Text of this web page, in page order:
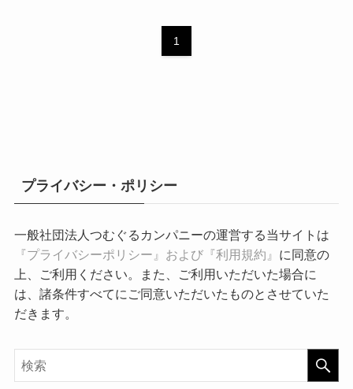
1
プライバシー・ポリシー
一般社団法人つむぐるカンパニーの運営する当サイトは
『プライバシーポリシー』および『利用規約』 に同意の
上、ご利用ください。また、ご利用いただいた場合に
は、諸条件すべてにご同意いただいたものとさせていた
だきます。